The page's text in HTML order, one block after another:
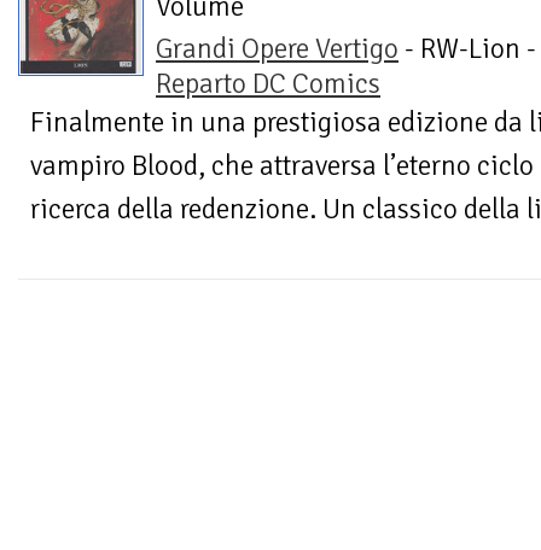
Volume
Grandi Opere Vertigo - RW-Lion -
Reparto DC Comics
Finalmente in una prestigiosa edizione da
vampiro Blood, che attraversa l’eterno
ricerca della redenzione. Un classico della